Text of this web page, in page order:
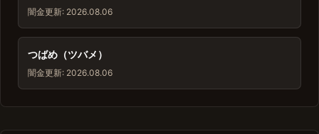
闇金更新: 2026.08.06
つばめ（ツバメ）
闇金更新: 2026.08.06